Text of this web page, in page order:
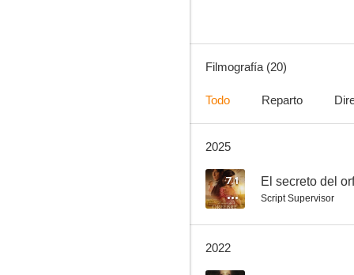
Filmografía (20)
Todo Reparto
2025
7.1 El secreto del
Script Supervisor
2022